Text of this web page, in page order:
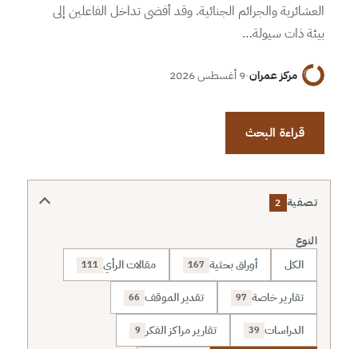
العشائرية والجرائم الجنائية. وقد أفضى تداخل الفاعلين إلى
بيئة ذات سيولة…
مركز عمران·9 أغسطس 2026
قراءة البحث
تصفية 2
النوع
الكل أوراق بحثية 167 مقالات الرأي 111
تقارير خاصة 97 تقدير الموقف 66
الدراسات 39 تقارير مراكز الفكر 9